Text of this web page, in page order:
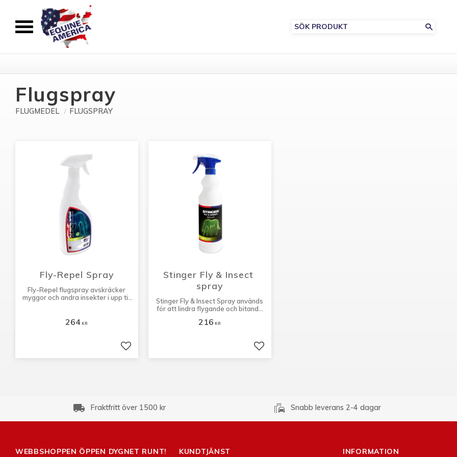
Flugspray
FLUGMEDEL FLUGSPRAY
Fly-Repel Spray
Fly-Repel flugspray avskräcker
myggor och andra insekter i upp till
264 KR
Lägg till i favoriter
Stinger Fly & Insect
spray
Stinger Fly & Insect Spray används
för att lindra flygande och bitande
216 KR
Lägg till i favoriter
local_shipping Fraktfritt över 1500 kr emoji_transportation Snabb leverans 2-4 dagar
WEBBSHOPPEN ÖPPEN DYGNET RUNT! KUNDTJÄNST INFORMATION